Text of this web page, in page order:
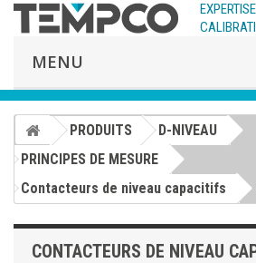
MENU
PRODUITS
D-NIVEAU
PRINCIPES DE MESURE
Contacteurs de niveau capacitifs
CONTACTEURS DE NIVEAU